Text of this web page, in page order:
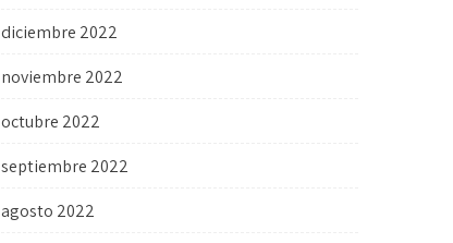
diciembre 2022
noviembre 2022
octubre 2022
septiembre 2022
agosto 2022